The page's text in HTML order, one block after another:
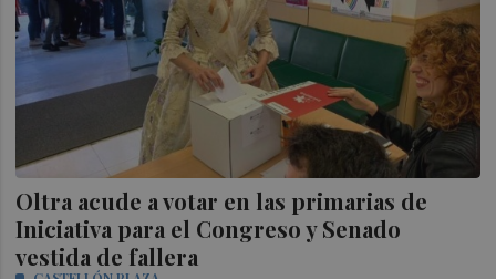
Oltra acude a votar en las primarias de
Iniciativa para el Congreso y Senado
vestida de fallera